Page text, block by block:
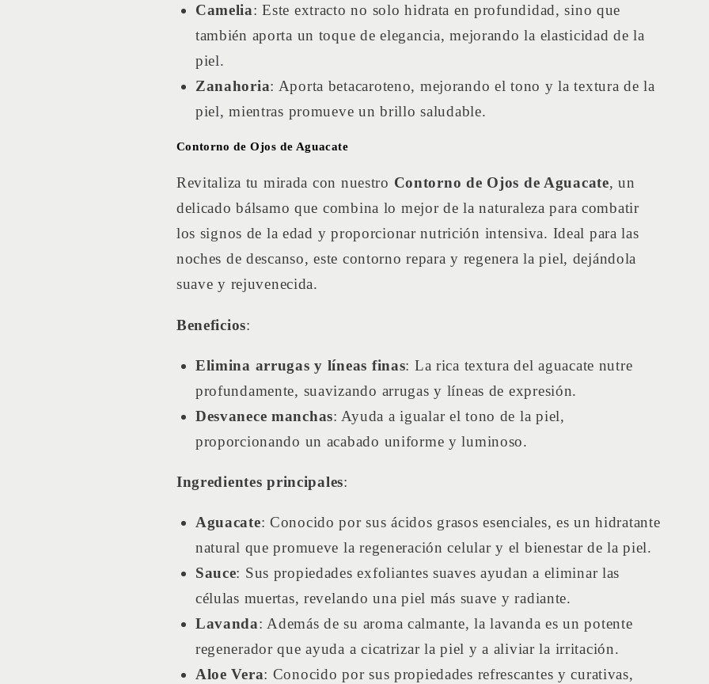
Camelia: Este extracto no solo hidrata en profundidad, sino que
también aporta un toque de elegancia, mejorando la elasticidad de la
piel.
Zanahoria: Aporta betacaroteno, mejorando el tono y la textura de la
piel, mientras promueve un brillo saludable.
Contorno de Ojos de Aguacate
Revitaliza tu mirada con nuestro Contorno de Ojos de Aguacate, un
delicado bálsamo que combina lo mejor de la naturaleza para combatir
los signos de la edad y proporcionar nutrición intensiva. Ideal para las
noches de descanso, este contorno repara y regenera la piel, dejándola
suave y rejuvenecida.
Beneficios:
Elimina arrugas y líneas finas: La rica textura del aguacate nutre
profundamente, suavizando arrugas y líneas de expresión.
Desvanece manchas: Ayuda a igualar el tono de la piel,
proporcionando un acabado uniforme y luminoso.
Ingredientes principales:
Aguacate: Conocido por sus ácidos grasos esenciales, es un hidratante
natural que promueve la regeneración celular y el bienestar de la piel.
Sauce: Sus propiedades exfoliantes suaves ayudan a eliminar las
células muertas, revelando una piel más suave y radiante.
Lavanda: Además de su aroma calmante, la lavanda es un potente
regenerador que ayuda a cicatrizar la piel y a aliviar la irritación.
Aloe Vera: Conocido por sus propiedades refrescantes y curativas,